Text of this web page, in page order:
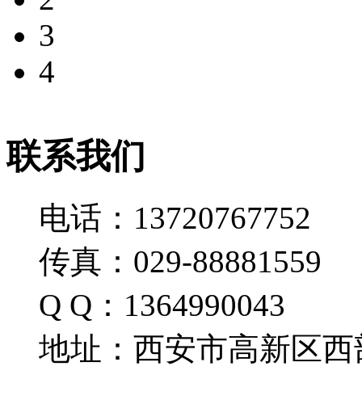
3
4
联系我们
电话：13720767752
传真：029-88881559
Q Q：1364990043
地址：西安市高新区西